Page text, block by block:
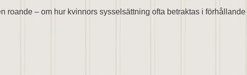
roande – om hur kvinnors sysselsättning ofta betraktas i